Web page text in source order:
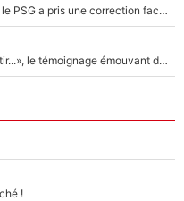
Sans Ousmane Dembélé et Désiré Doué, le PSG a pris une correction face à Majorque : Luis Enrique attend avec impatience des renforts !
F1 : « Je lui ai fait un câlin, puis j’ai dû partir...», le témoignage émouvant de Max Verstappen sur sa fille
!